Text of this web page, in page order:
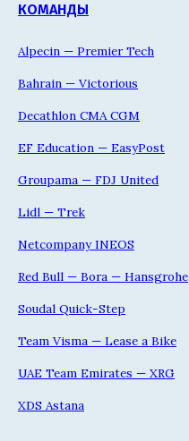
КОМАНДЫ
Alpecin — Premier Tech
Bahrain — Victorious
Decathlon CMA CGM
EF Education — EasyPost
Groupama — FDJ United
Lidl — Trek
Netcompany INEOS
Red Bull — Bora — Hansgrohe
Soudal Quick-Step
Team Visma — Lease a Bike
UAE Team Emirates — XRG
XDS Astana